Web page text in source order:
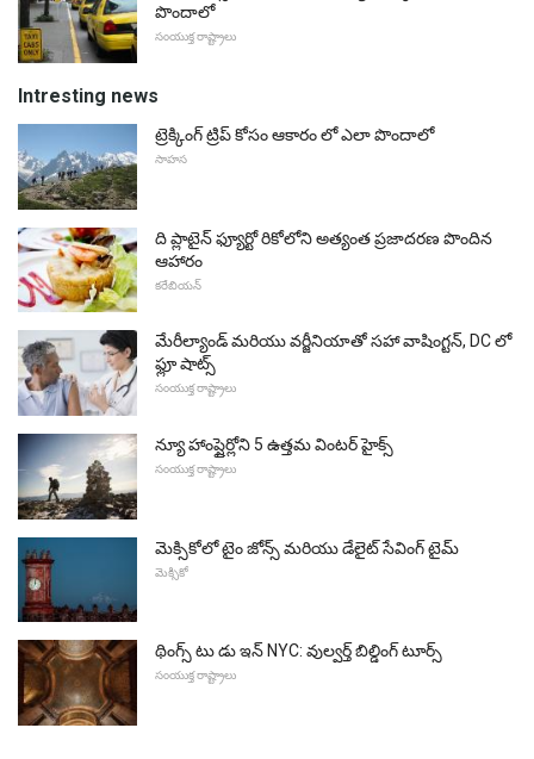
పొందాలో
సంయుక్త రాష్ట్రాలు
Intresting news
ట్రెక్కింగ్ ట్రిప్ కోసం ఆకారం లో ఎలా పొందాలో
సాహస
ది ప్లాటైన్ ఫ్యూర్టో రికోలోని అత్యంత ప్రజాదరణ పొందిన
ఆహారం
కరేబియన్
మేరీల్యాండ్ మరియు వర్జీనియాతో సహా వాషింగ్టన్, DC లో
ఫ్లూ షాట్స్
సంయుక్త రాష్ట్రాలు
న్యూ హాంప్షైర్లోని 5 ఉత్తమ వింటర్ హైక్స్
సంయుక్త రాష్ట్రాలు
మెక్సికోలో టైం జోన్స్ మరియు డేలైట్ సేవింగ్ టైమ్
మెక్సికో
థింగ్స్ టు డు ఇన్ NYC: వుల్వర్త్ బిల్డింగ్ టూర్స్
సంయుక్త రాష్ట్రాలు